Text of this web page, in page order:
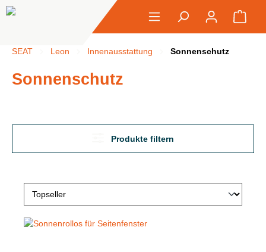
springen
SEAT Leon Innenausstattung Sonnenschutz
Sonnenschutz
Produkte filtern